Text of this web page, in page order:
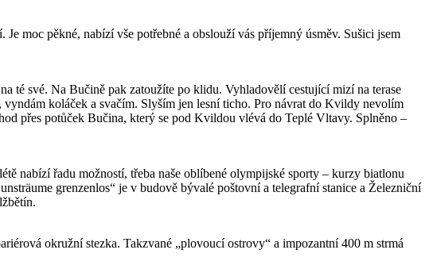
moc pěkné, nabízí vše potřebné a obslouží vás příjemný úsměv. Sušici jsem
té své. Na Bučině pak zatoužíte po klidu. Vyhladovělí cestující mizí na terase
koláček a svačím. Slyším jen lesní ticho. Pro návrat do Kvildy nevolím
přes potůček Bučina, který se pod Kvildou vlévá do Teplé Vltavy. Splněno –
nabízí řadu možností, třeba naše oblíbené olympijské sporty – kurzy biatlonu
grenzenlos“ je v budově bývalé poštovní a telegrafní stanice a Železniční
okružní stezka. Takzvané „plovoucí ostrovy“ a impozantní 400 m strmá